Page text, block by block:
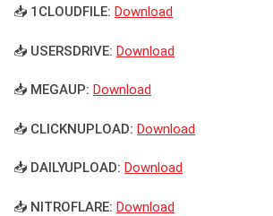
📥 1CLOUDFILE: Download
📥 USERSDRIVE: Download
📥 MEGAUP: Download
📥 CLICKNUPLOAD: Download
📥 DAILYUPLOAD: Download
📥 NITROFLARE: Download